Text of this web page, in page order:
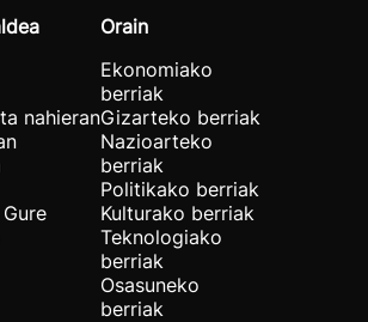
nahieran
Orain
Ekonomiako
berriak
Gizarteko berriak
Nazioarteko
berriak
Politikako berriak
Kulturako berriak
Teknologiako
berriak
Osasuneko
berriak